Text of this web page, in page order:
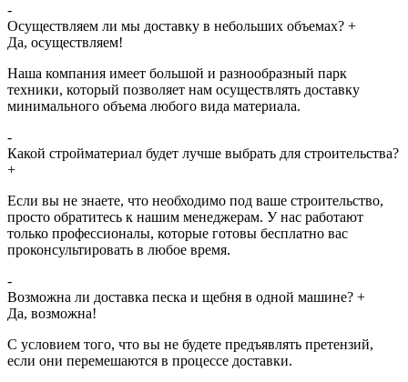
-
Осуществляем ли мы доставку в небольших объемах? +
Да, осуществляем!
Наша компания имеет большой и разнообразный парк
техники, который позволяет нам осуществлять доставку
минимального объема любого вида материала.
-
Какой стройматериал будет лучше выбрать для строительства?
+
Если вы не знаете, что необходимо под ваше строительство,
просто обратитесь к нашим менеджерам. У нас работают
только профессионалы, которые готовы бесплатно вас
проконсультировать в любое время.
-
Возможна ли доставка песка и щебня в одной машине? +
Да, возможна!
С условием того, что вы не будете предъявлять претензий,
если они перемешаются в процессе доставки.